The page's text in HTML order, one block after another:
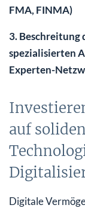
FMA, FINMA)
3. Beschreitung
spezialisierten
Experten-
auf
Digitale